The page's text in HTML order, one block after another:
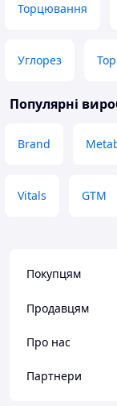
Торцювання
Углорез
Популярні
Brand
Vitals GTM
Покупцям
Продавцям
Про нас
Партнери